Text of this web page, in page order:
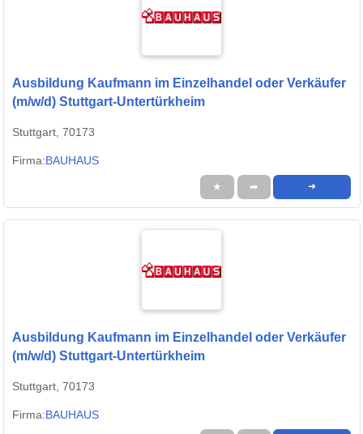
Ausbildung Kaufmann im Einzelhandel oder Verkäufer
(m/w/d) Stuttgart-Untertürkheim
Stuttgart, 70173
Firma:BAUHAUS
★ ➦ ➜
Ausbildung Kaufmann im Einzelhandel oder Verkäufer
(m/w/d) Stuttgart-Untertürkheim
Stuttgart, 70173
Firma:BAUHAUS